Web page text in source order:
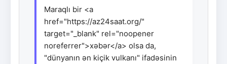
Maraqlı bir <a
href="https://az24saat.org/"
target="_blank" rel="noopener
noreferrer">xəbər</a> olsa da,
"dünyanın ən kiçik vulkanı" ifadəsinin